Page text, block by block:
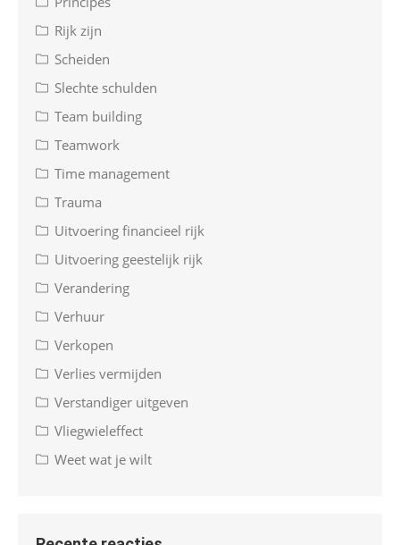
Rijk zijn
Scheiden
Slechte schulden
Team building
Teamwork
Time management
Trauma
Uitvoering financieel rijk
Uitvoering geestelijk rijk
Verandering
Verhuur
Verkopen
Verlies vermijden
Verstandiger uitgeven
Vliegwieleffect
Weet wat je wilt